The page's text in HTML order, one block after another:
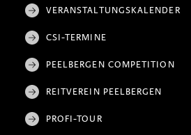
VERANSTALTUNGSKALENDER
CSI-TERMINE
PEELBERGEN COMPETITION
REITVEREIN PEELBERGEN
PROFI-TOUR